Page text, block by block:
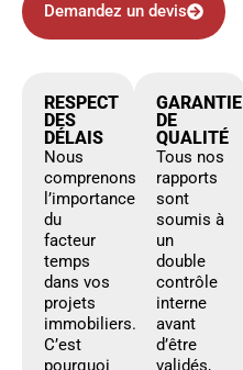
Demandez un devis
RESPECT
DES
DÉLAIS
Nous
comprenons
l’importance
du
facteur
temps
dans vos
projets
immobiliers.
C’est
pourquoi
GARANTIE
DE
QUALITÉ
Tous nos
rapports
sont
soumis à
un
double
contrôle
interne
avant
d’être
validés,